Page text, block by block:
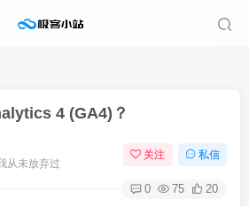
4 (GA4)？
从未放弃过
关注 私信
0 75 20